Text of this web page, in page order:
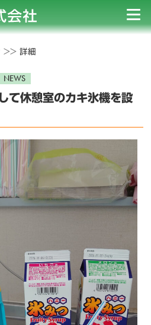
>>詳細
NEWS
て休憩室のカキ氷機を設